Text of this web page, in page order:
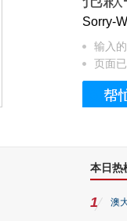
到底有多美？
Sorry-
输入
页面
本日热
1 澳